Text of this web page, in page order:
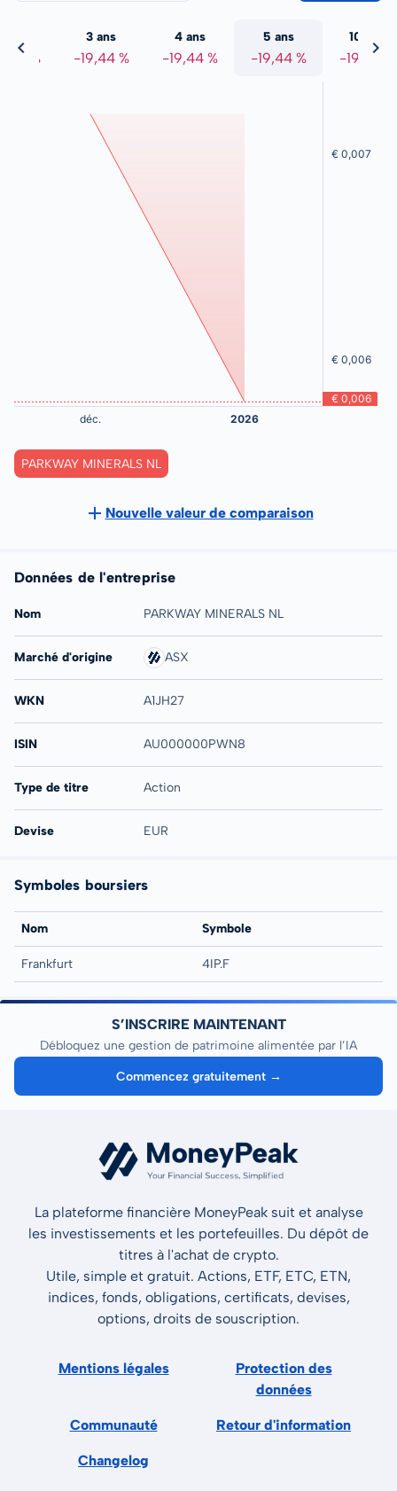
%
3 ans
-19,44 %
4 ans
-19,44 %
5 ans
-19,44 %
10 ans
-19,44 %
PARKWAY MINERALS NL
Nouvelle valeur de comparaison
Données de l'entreprise
Nom PARKWAY MINERALS NL
Marché d'origine ASX
WKN A1JH27
ISIN AU000000PWN8
Type de titre Action
Devise EUR
Symboles boursiers
Nom Symbole
Frankfurt 4IP.F
S’INSCRIRE MAINTENANT
Débloquez une gestion de patrimoine alimentée par l’IA
Commencez gratuitement →
La plateforme financière MoneyPeak suit et analyse
les investissements et les portefeuilles. Du dépôt de
titres à l'achat de crypto.
Utile, simple et gratuit. Actions, ETF, ETC, ETN,
indices, fonds, obligations, certificats, devises,
options, droits de souscription.
Mentions légales
Protection des
données
Communauté Retour d'information
Changelog